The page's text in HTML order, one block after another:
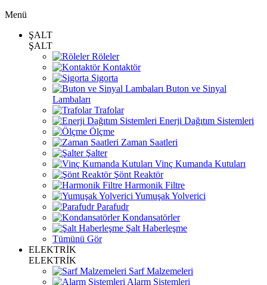
Menü
ŞALT
ŞALT
Röleler
Kontaktör
Sigorta
Buton ve Sinyal
Lambaları
Trafolar
Enerji Dağıtım Sistemleri
Ölçme
Zaman Saatleri
Şalter
Vinç Kumanda Kutuları
Şönt Reaktör
Harmonik Filtre
Yumuşak Yolverici
Parafudr
Kondansatörler
Şalt Haberleşme
Tümünü Gör
ELEKTRİK
ELEKTRİK
Sarf Malzemeleri
Alarm Sistemleri